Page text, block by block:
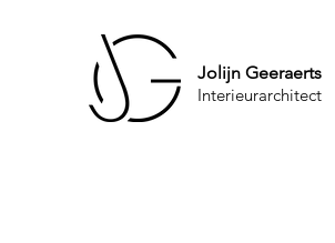
Jolijn Geeraerts
Interieurarchitect